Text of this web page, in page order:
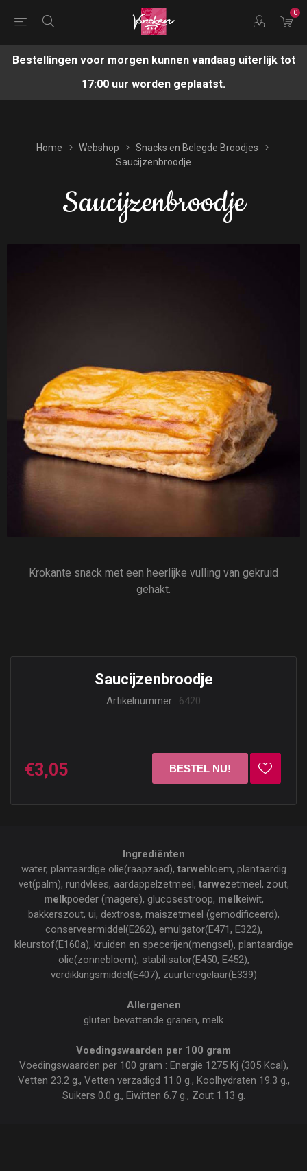
0
Bestellingen voor morgen kunnen vandaag uiterlijk tot
17:00 uur worden geplaatst.
Home Webshop
Snacks en Belegde Broodjes
Saucijzenbroodje
Saucijzenbroodje
Krokante snack met een heerlijke vulling van gekruid
gehakt.
Saucijzenbroodje
Artikelnummer:: 6420
€3,05
Ingrediënten
water, plantaardige olie(raapzaad), tarwebloem, plantaardig
vet(palm), rundvlees, aardappelzetmeel, tarwezetmeel, zout,
melkpoeder (magere), glucosestroop, melkeiwit,
bakkerszout, ui, dextrose, maiszetmeel (gemodificeerd),
conserveermiddel(E262), emulgator(E471, E322),
kleurstof(E160a), kruiden en specerijen(mengsel), plantaardige
olie(zonnebloem), stabilisator(E450, E452),
verdikkingsmiddel(E407), zuurteregelaar(E339)
Allergenen
gluten bevattende granen, melk
Voedingswaarden per 100 gram
Voedingswaarden per 100 gram : Energie 1275 Kj (305 Kcal),
Vetten 23.2 g., Vetten verzadigd 11.0 g., Koolhydraten 19.3 g.,
Suikers 0.0 g., Eiwitten 6.7 g., Zout 1.13 g.